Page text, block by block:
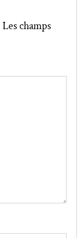
Les champs